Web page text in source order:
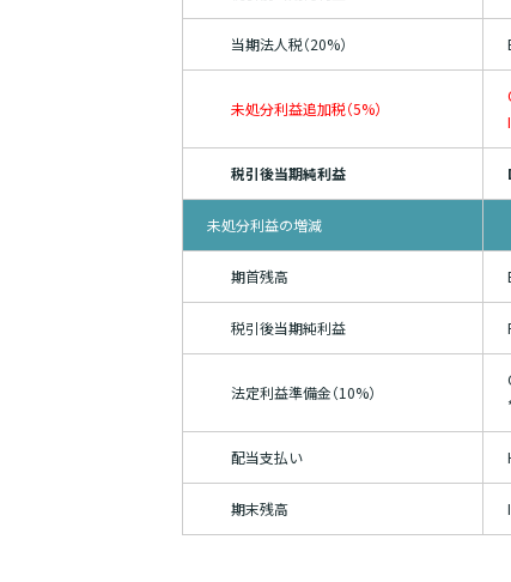
当期法人税（20%）
未処分利益追加税（5%）
税引後当期純利益
未処分利益の増減
期首残高
税引後当期純利益
法定利益準備金（10%）
配当支払い
期末残高 I